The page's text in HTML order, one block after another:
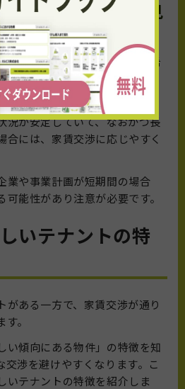
つ長期間の契約が見
テナントや、長期間の契約を希
ーにとって魅力的な存在で
況が安定していて、なおかつ長
合には、家賃交渉に応じやすく
業や事業計画が短期間の場合
能性があり注意が必要です。
いテナントの特
がある一方で、家賃交渉が通り
。
い傾向にある物件」の特徴を知
交渉を避けやすくなります。こ
いテナントの特徴を紹介しま